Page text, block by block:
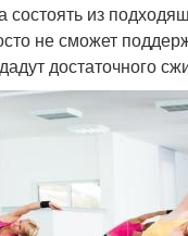
из
не сможет
достаточного